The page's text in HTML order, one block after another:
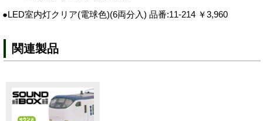
●LED室内灯クリア(電球色)(6両分入) 品番:11-214 ￥3,960
関連製品